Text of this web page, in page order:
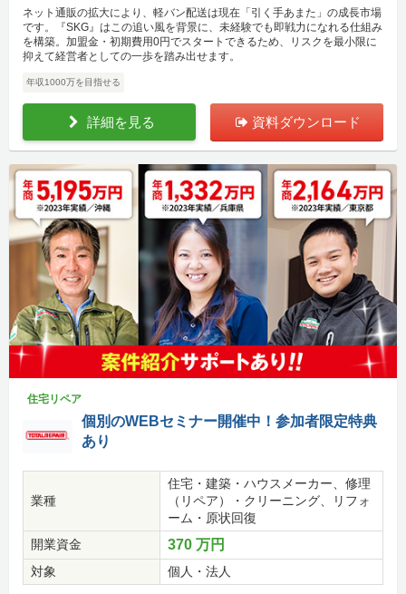
ネット通販の拡大により、軽バン配送は現在「引く手あまた」の成長市場
です。『SKG』はこの追い風を背景に、未経験でも即戦力になれる仕組み
を構築。加盟金・初期費用0円でスタートできるため、リスクを最小限に
抑えて経営者としての一歩を踏み出せます。
年収1000万を目指せる
詳細を見る 資料ダウンロード
住宅リペア
個別のWEBセミナー開催中！参加者限定特典
あり
業種
住宅・建築・ハウスメーカー、修理
（リペア）・クリーニング、リフォ
ーム・原状回復
開業資金
370 万円
対象 個人・法人